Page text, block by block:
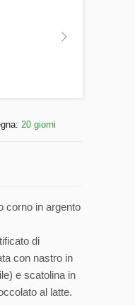
20 giorni
corno in argento
di
con nastro in
e scatolina in
al latte.